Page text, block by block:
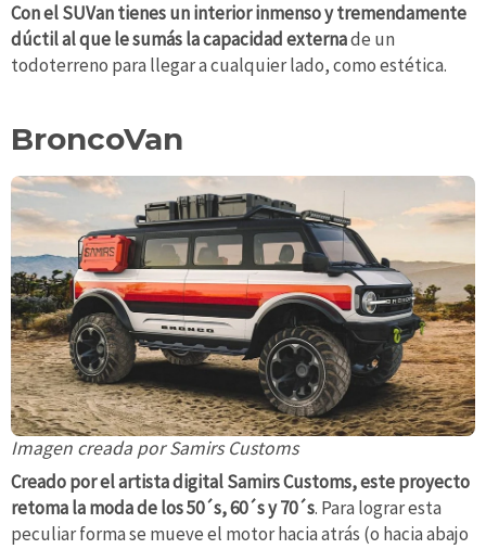
Con el SUVan tienes un interior inmenso y tremendamente
dúctil al que le sumás la capacidad externade un
todoterreno para llegar a cualquier lado, como estética.
BroncoVan
Imagen creada por Samirs Customs
Creado por el artista digital Samirs Customs, este proyecto
retoma la moda de los 50´s, 60´s y 70´s. Para lograr esta
peculiar forma se mueve el motor hacia atrás (o hacia abajo